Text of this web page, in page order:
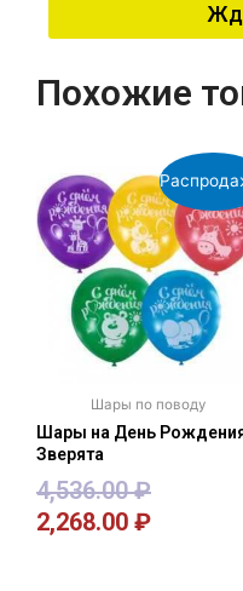
Похожие
Шары по поводу
Шары на День
Зверята
4,536.00₽
2,268.00 ₽